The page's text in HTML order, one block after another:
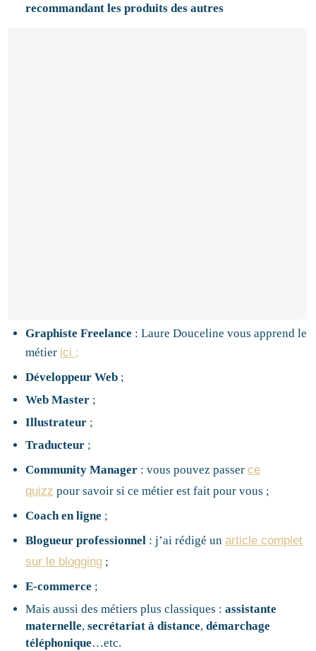
recommandant les produits des autres
Graphiste Freelance : Laure Douceline vous apprend le
métier ici ;
Développeur Web ;
Web Master ;
Illustrateur ;
Traducteur ;
Community Manager : vous pouvez passerce
quizz pour savoir si ce métier est fait pour vous ;
Coach en ligne ;
Blogueur professionnel : j’ai rédigé unarticle complet
sur le blogging ;
E-commerce ;
Mais aussi des métiers plus classiques :assistante
maternelle,secrétariat à distance,démarchage
téléphonique…etc.